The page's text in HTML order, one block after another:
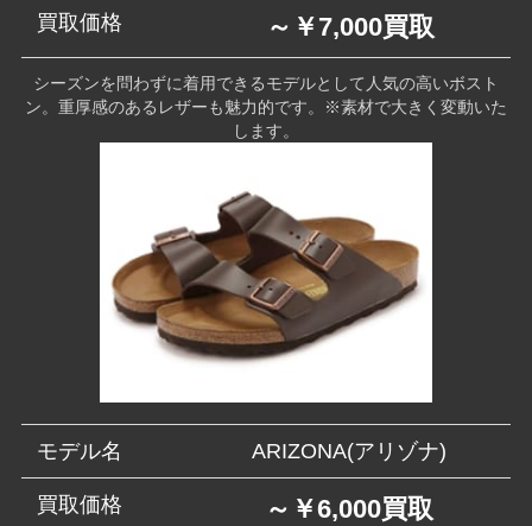
買取価格 ～￥7,000買取
シーズンを問わずに着用できるモデルとして人気の高いボスト
ン。重厚感のあるレザーも魅力的です。※素材で大きく変動いた
します。
モデル名 ARIZONA(アリゾナ)
買取価格 ～￥6,000買取